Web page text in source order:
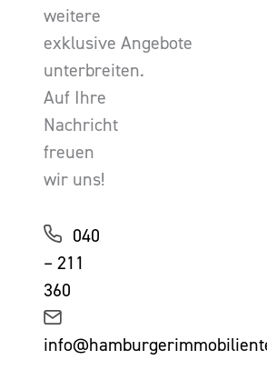
weitere
exklusive Angebote
unterbreiten.
Auf Ihre
Nachricht
freuen
wir uns!
040
– 211
360